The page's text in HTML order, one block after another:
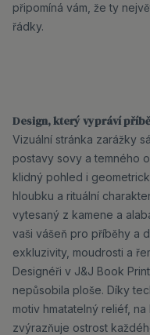
připomíná vám, že ty
řádky.
Design, který vypráví
Vizuální stránka zarážky
postavy sovy a temného
klidný pohled i
hloubku a rituální
vytesaný z kamene a
vaši vášeň pro příběhy a
exkluzivity, moudrosti a
Designéři v J&J Book
nepůsobila ploše. Díky
motiv hmatatelný reliéf,
zvýrazňuje ostrost